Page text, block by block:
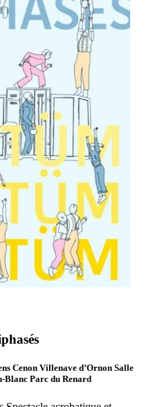
Cenon Villenave d’Ornon Salle
Blanc Parc du Renard